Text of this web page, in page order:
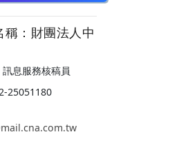
稱：財團法人中
息服務核稿員
25051180